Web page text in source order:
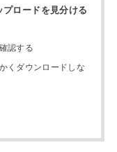
ロードを見分ける
認する
くダウンロードしな